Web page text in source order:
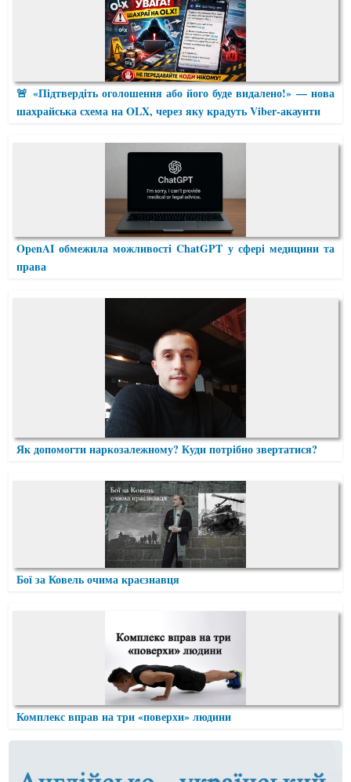
🚨 «Підтвердіть оголошення або його буде видалено!» — нова
шахрайська схема на OLX, через яку крадуть Viber-акаунти
OpenAI обмежила можливості ChatGPT у сфері медицини та
права
Як допомогти наркозалежному? Куди потрібно звертатися?
Бої за Ковель очима краєзнавця
Комплекс вправ на три «поверхи» людини